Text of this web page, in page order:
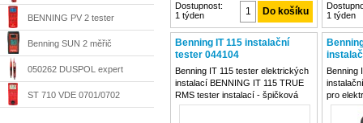
multimetr 044059 Benning
BENNING PV 2 tester
fotovoltaických zařízení
050422
Benning SUN 2 měřič
parametrů fotovoltaických
zařízení, 050420
050262 DUSPOL expert
dvoupólová zkoušečka napětí
ST 710 VDE 0701/0702
Dostupnost:
1 týden
1 týden
Benning IT 115 instalační
tester 044104
Benning IT 115 tester elektrických
instalací BENNING IT 115 TRUE
RMS tester instalací - špičková
ceny a výkonu. Bezpečnostně-
Benning
pro
044106